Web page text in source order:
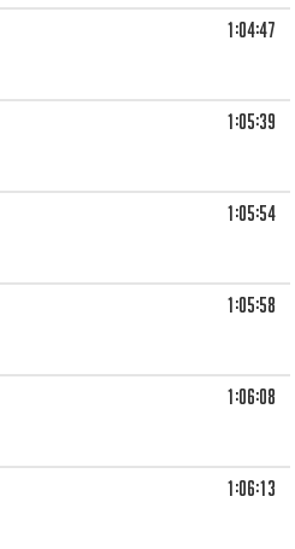
1:04:47
1:05:39
1:05:54
1:05:58
1:06:08
1:06:13